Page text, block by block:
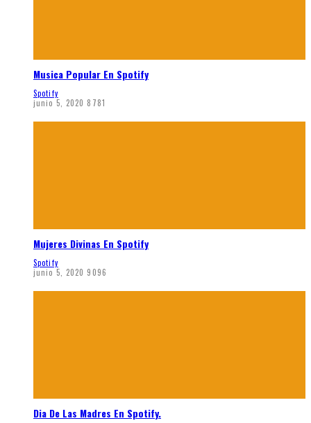
Musica Popular En Spotify
Spotify
junio 5, 2020 8781
Mujeres Divinas En Spotify
Spotify
junio 5, 2020 9096
Dia De Las Madres En Spotify.